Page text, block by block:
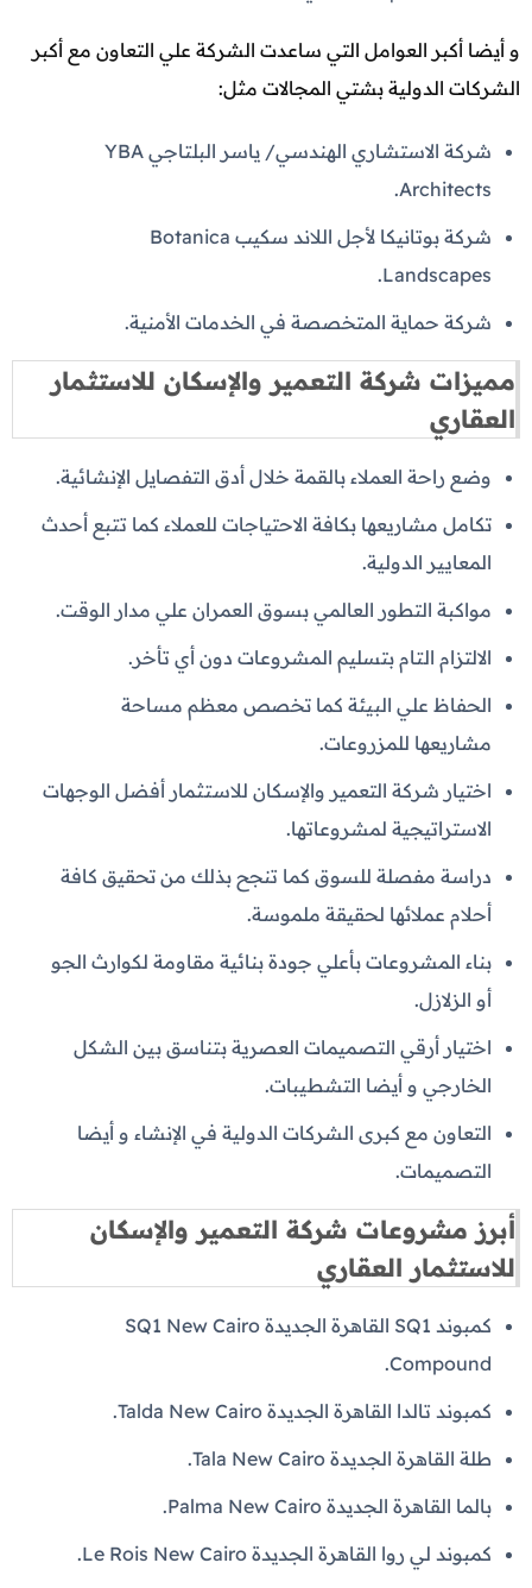
و أيضا أكبر العوامل التي ساعدت الشركة علي التعاون مع أكبر
الشركات الدولية بشتي المجالات مثل:
شركة الاستشاري الهندسي/ ياسر البلتاجي YBA
Architects.
شركة بوتانيكا لأجل اللاند سكيب Botanica
Landscapes.
شركة حماية المتخصصة في الخدمات الأمنية.
مميزات شركة التعمير والإسكان للاستثمار
العقاري
وضع راحة العملاء بالقمة خلال أدق التفصايل الإنشائية.
تكامل مشاريعها بكافة الاحتياجات للعملاء كما تتبع أحدث
المعايير الدولية.
مواكبة التطور العالمي بسوق العمران علي مدار الوقت.
الالتزام التام بتسليم المشروعات دون أي تأخر.
الحفاظ علي البيئة كما تخصص معظم مساحة
مشاريعها للمزروعات.
اختيار شركة التعمير والإسكان للاستثمار أفضل الوجهات
الاستراتيجية لمشروعاتها.
دراسة مفصلة للسوق كما تنجح بذلك من تحقيق كافة
أحلام عملائها لحقيقة ملموسة.
بناء المشروعات بأعلي جودة بنائية مقاومة لكوارث الجو
أو الزلازل.
اختيار أرقي التصميمات العصرية بتناسق بين الشكل
الخارجي و أيضا التشطيبات.
التعاون مع كبرى الشركات الدولية في الإنشاء و أيضا
التصميمات.
أبرز مشروعات شركة التعمير والإسكان
للاستثمار العقاري
كمبوند SQ1 القاهرة الجديدة SQ1 New Cairo
Compound.
كمبوند تالدا القاهرة الجديدة Talda New Cairo.
طلة القاهرة الجديدة Tala New Cairo.
بالما القاهرة الجديدة Palma New Cairo.
كمبوند لي روا القاهرة الجديدة Le Rois New Cairo.